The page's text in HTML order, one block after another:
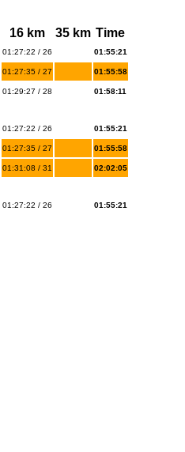
16 km 35 km Time
01:27:22 / 26 01:55:21
01:27:35 / 27 01:55:58
01:29:27 / 28 01:58:11
01:27:22 / 26 01:55:21
01:27:35 / 27 01:55:58
01:31:08 / 31 02:02:05
01:27:22 / 26 01:55:21